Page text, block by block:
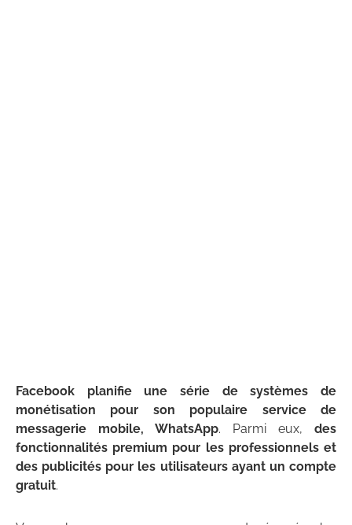
Facebook planifie une série de systèmes de
monétisation pour son populaire service de
messagerie mobile, WhatsApp. Parmi eux, des
fonctionnalités premium pour les professionnels et
des publicités pour les utilisateurs ayant un compte
gratuit.